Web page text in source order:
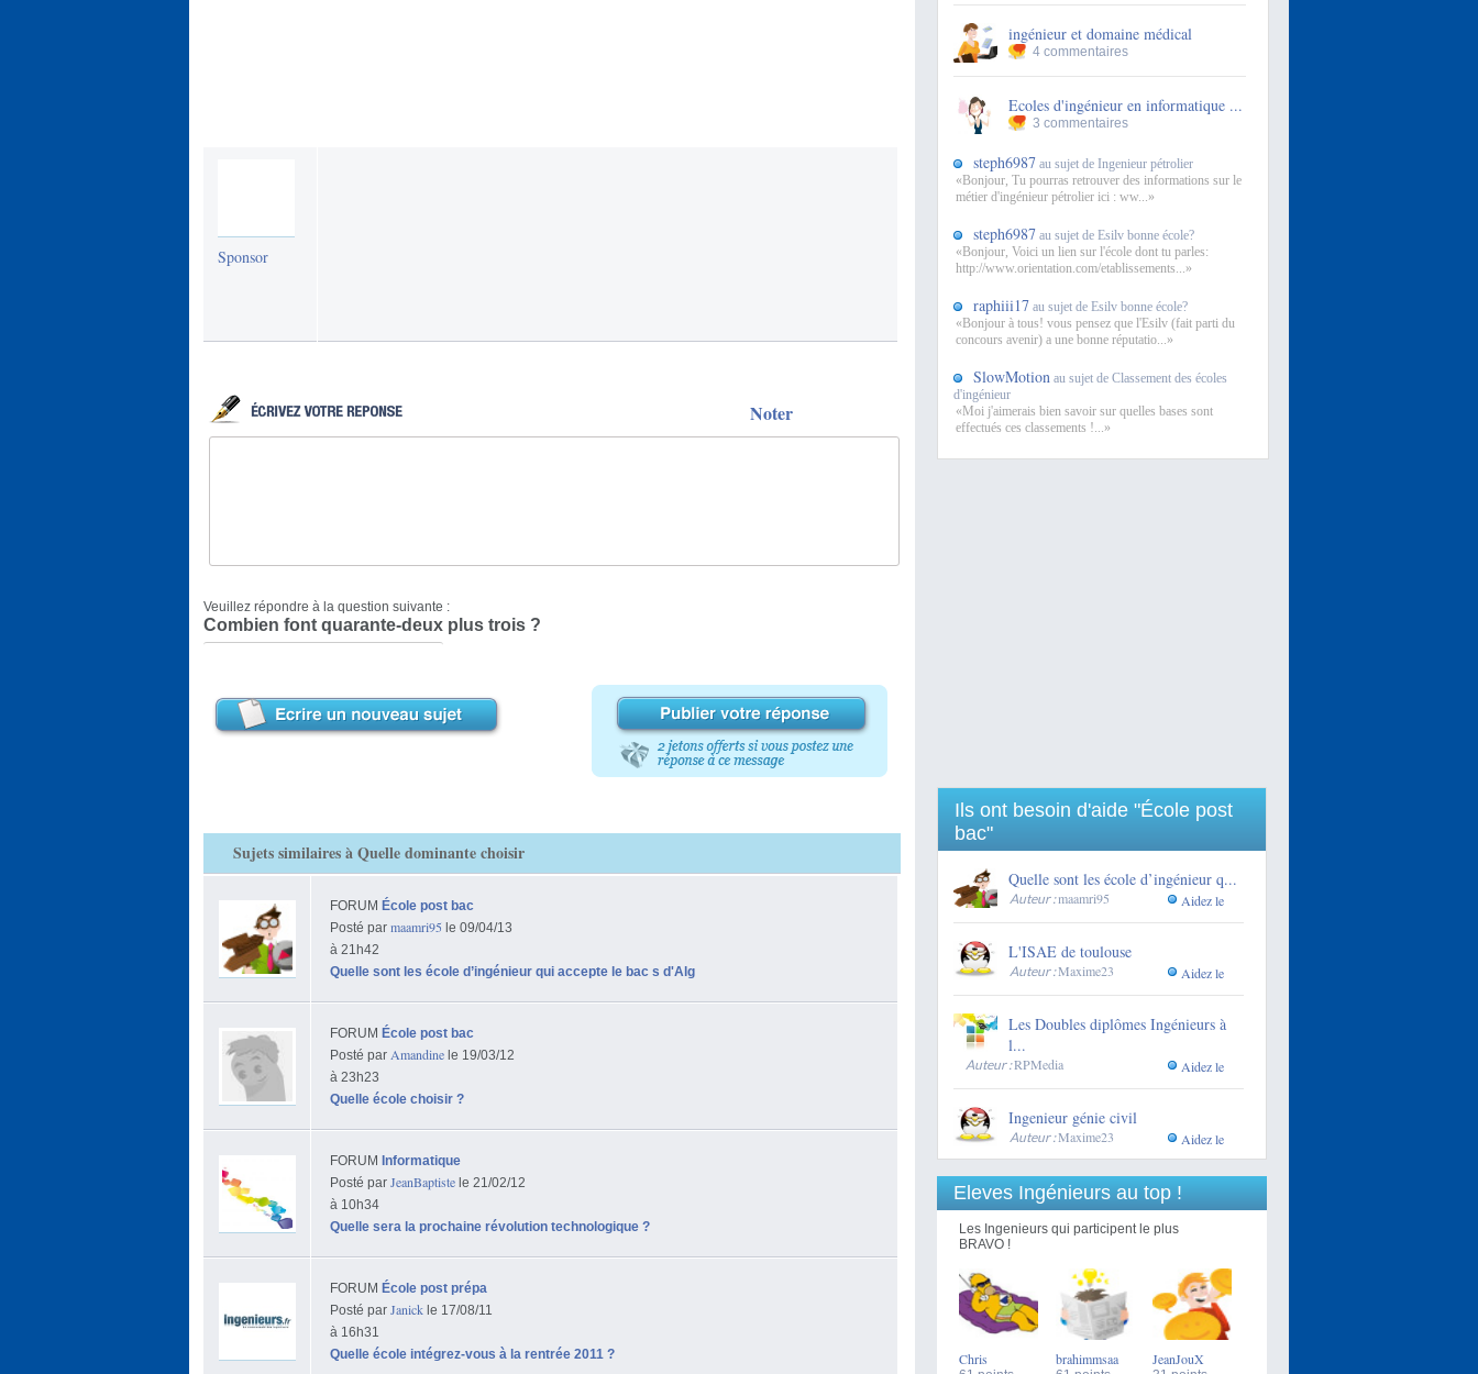
Sponsor
Noter
Veuillez répondre à la question suivante :
Combien font quarante-deux plus trois ?
Sujets similaires à Quelle dominante choisir
FORUM École post bac
Posté parmaamri95 le 09/04/13
à 21h42
Quelle sont les école d’ingénieur qui accepte le bac s d'Alg
FORUM École post bac
Posté parAmandine le 19/03/12
à 23h23
Quelle école choisir ?
FORUM Informatique
Posté parJeanBaptiste le 21/02/12
à 10h34
Quelle sera la prochaine révolution technologique ?
FORUM École post prépa
Posté parJanick le 17/08/11
à 16h31
Quelle école intégrez-vous à la rentrée 2011 ?
ingénieur et domaine médical
4 commentaires
Ecoles d'ingénieur en informatique ...
3 commentaires
steph6987 au sujet de Ingenieur pétrolier
«Bonjour, Tu pourras retrouver des informations sur le
métier d'ingénieur pétrolier ici : ww...»
steph6987 au sujet de Esilv bonne école?
«Bonjour, Voici un lien sur l'école dont tu parles:
http://www.orientation.com/etablissements...»
raphiii17 au sujet de Esilv bonne école?
«Bonjour à tous! vous pensez que l'Esilv (fait parti du
concours avenir) a une bonne réputatio...»
SlowMotion au sujet de Classement des écoles
d'ingénieur
«Moi j'aimerais bien savoir sur quelles bases sont
effectués ces classements !...»
Ils ont besoin d'aide "École post
bac"
Quelle sont les école d’ingénieur q...
Auteur :maamri95 Aidez le
L'ISAE de toulouse
Auteur :Maxime23 Aidez le
Les Doubles diplômes Ingénieurs à
l...
Auteur :RPMedia Aidez le
Ingenieur génie civil
Auteur :Maxime23 Aidez le
Eleves Ingénieurs au top !
Les Ingenieurs qui participent le plus
BRAVO !
Chris brahimmsaa JeanJouX